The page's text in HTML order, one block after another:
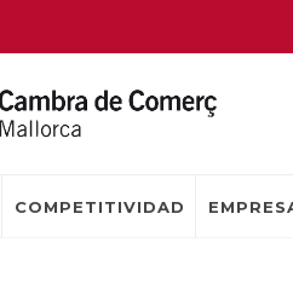
COMPETITIVIDAD